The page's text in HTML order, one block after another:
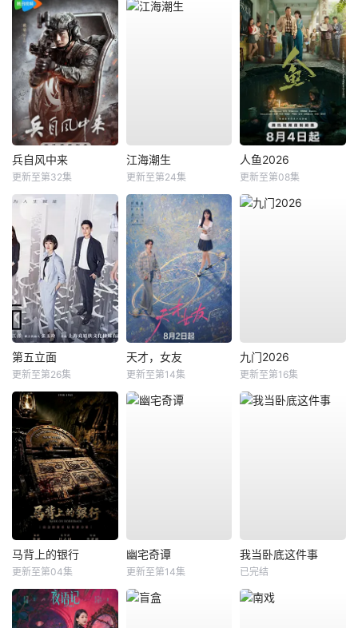
兵自风中来
更新至第32集
江海潮生
更新至第24集
人鱼2026
更新至第08集
第五立面
更新至第26集
天才，女友
更新至第14集
九门2026
更新至第16集
马背上的银行
更新至第04集
幽宅奇谭
更新至第14集
我当卧底这件事
已完结